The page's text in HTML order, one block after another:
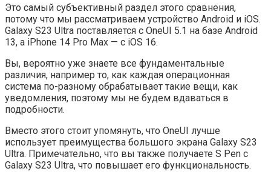
Это самый субъективный раздел этого сравнения,
потому что мы рассматриваем устройство Android и iOS.
Galaxy S23 Ultra поставляется с OneUI 5.1 на базе Android
13, а iPhone 14 Pro Max — с iOS 16.
Вы, вероятно уже знаете все фундаментальные
различия, например то, как каждая операционная
система по-разному обрабатывает такие вещи, как
уведомления, поэтому мы не будем вдаваться в
подробности.
Вместо этого стоит упомянуть, что OneUI лучше
использует преимущества большого экрана Galaxy S23
Ultra. Примечательно, что вы также получаете S Pen с
Galaxy S23 Ultra, что повышает его функциональность.